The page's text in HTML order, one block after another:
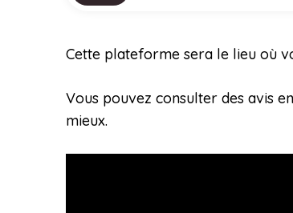
Cette plateforme sera le lieu où
Vous pouvez consulter des avis
mieux.